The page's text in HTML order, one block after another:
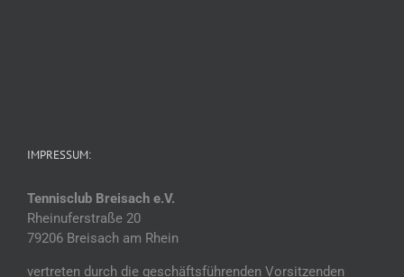
IMPRESSUM:
Tennisclub Breisach e.V.
Rheinuferstraße 20
79206 Breisach am Rhein
vertreten durch die geschäftsführenden Vorsitzenden